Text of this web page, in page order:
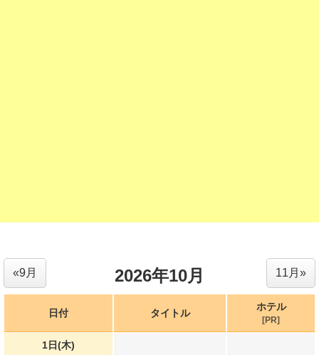
2026年10月 11月»
«9月
日付 タイトル
ホテル
[PR]
1日(木)